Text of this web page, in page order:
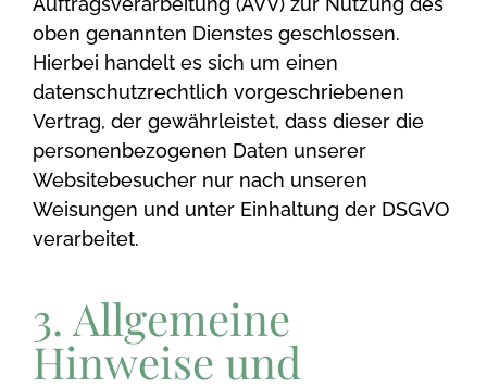
oben genannten Dienstes geschlossen.
Hierbei handelt es sich um einen
datenschutzrechtlich vorgeschriebenen
Vertrag, der gewährleistet, dass dieser die
personenbezogenen Daten unserer
Websitebesucher nur nach unseren
Weisungen und unter Einhaltung der DSGVO
verarbeitet.
3. Allgemeine
Hinweise und